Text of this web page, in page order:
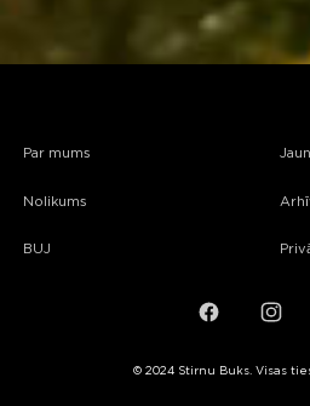
Par mums
Nolikums
BUJ
Facebook
© 2024 Stirnu Buks. Visas